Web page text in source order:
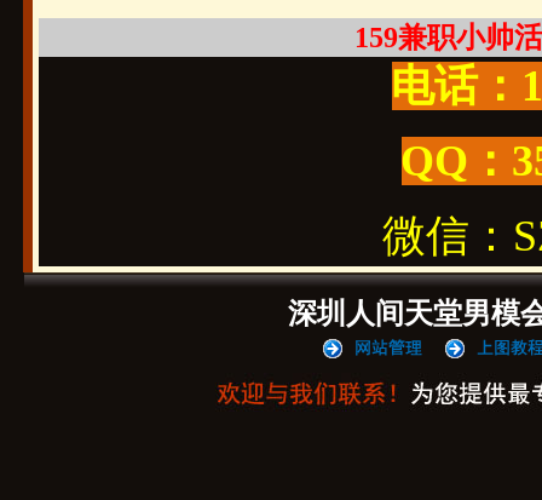
159兼职小帅
电话：
QQ：
微信：
深圳人间天堂男模